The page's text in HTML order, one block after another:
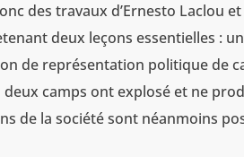
des travaux d’Ernesto Laclou
deux leçons essentielles :
de représentation politique de
deux camps ont explosé et ne
de la société sont néanmoins